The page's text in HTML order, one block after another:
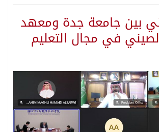
بين جامعة جدة ومعهد
في مجال التعليم